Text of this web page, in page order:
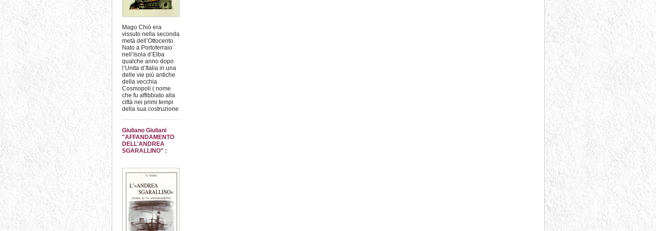
Mago Chiò era
vissuto nella seconda
metà dell’Ottocento.
Nato a Portoferraio
nell’Isola d’Elba
qualche anno dopo
l’Unita d’Italia in una
delle vie più antiche
della vecchia
Cosmopoli ( nome
che fu affibbiato alla
città nei primi tempi
della sua costruzione
Giuliano Giuliani
"AFFANDAMENTO
DELL'ANDREA
SGARALLINO" :